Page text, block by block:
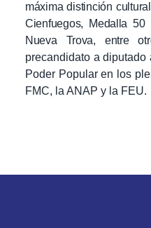
máxima distinción
Cienfuegos, Medalla
Nueva Trova, entre
precandidato a diputado
Poder Popular en los
FMC, la ANAP y la FEU.